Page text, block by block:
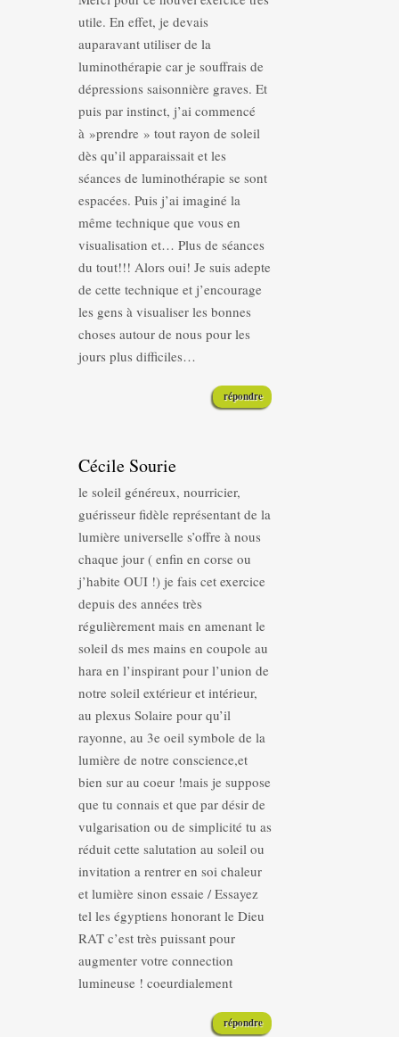
utile. En effet, je devais
auparavant utiliser de la
luminothérapie car je souffrais de
dépressions saisonnière graves. Et
puis par instinct, j’ai commencé
à »prendre » tout rayon de soleil
dès qu’il apparaissait et les
séances de luminothérapie se sont
espacées. Puis j’ai imaginé la
même technique que vous en
visualisation et… Plus de séances
du tout!!! Alors oui! Je suis adepte
de cette technique et j’encourage
les gens à visualiser les bonnes
choses autour de nous pour les
jours plus difficiles…
répondre
Cécile Sourie
le soleil généreux, nourricier,
guérisseur fidèle représentant de la
lumière universelle s’offre à nous
chaque jour ( enfin en corse ou
j’habite OUI !) je fais cet exercice
depuis des années très
régulièrement mais en amenant le
soleil ds mes mains en coupole au
hara en l’inspirant pour l’union de
notre soleil extérieur et intérieur,
au plexus Solaire pour qu’il
rayonne, au 3e oeil symbole de la
lumière de notre conscience,et
bien sur au coeur !mais je suppose
que tu connais et que par désir de
vulgarisation ou de simplicité tu as
réduit cette salutation au soleil ou
invitation a rentrer en soi chaleur
et lumière sinon essaie / Essayez
tel les égyptiens honorant le Dieu
RAT c’est très puissant pour
augmenter votre connection
lumineuse ! coeurdialement
répondre